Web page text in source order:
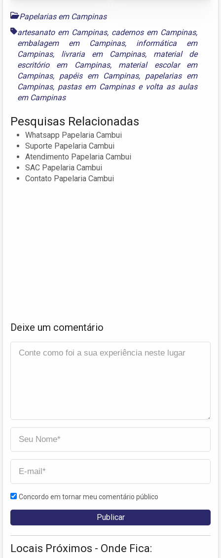
Papelarias em Campinas
artesanato em Campinas, cadernos em Campinas,
embalagem em Campinas, informática em
Campinas, livraria em Campinas, material de
escritório em Campinas, material escolar em
Campinas, papéis em Campinas, papelarias em
Campinas, pastas em Campinase volta as aulas
em Campinas
Pesquisas Relacionadas
Whatsapp Papelaria Cambui
Suporte Papelaria Cambui
Atendimento Papelaria Cambui
SAC Papelaria Cambui
Contato Papelaria Cambui
Deixe um comentário
Concordo em tornar meu comentário público
Locais Próximos - Onde Fica: